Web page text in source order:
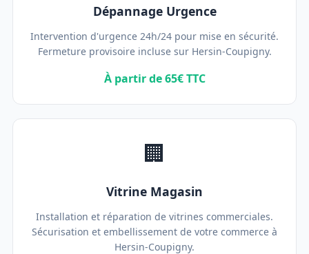
Dépannage Urgence
Intervention d'urgence 24h/24 pour mise en sécurité.
Fermeture provisoire incluse sur Hersin-Coupigny.
À partir de 65€ TTC
🏢
Vitrine Magasin
Installation et réparation de vitrines commerciales.
Sécurisation et embellissement de votre commerce à
Hersin-Coupigny.